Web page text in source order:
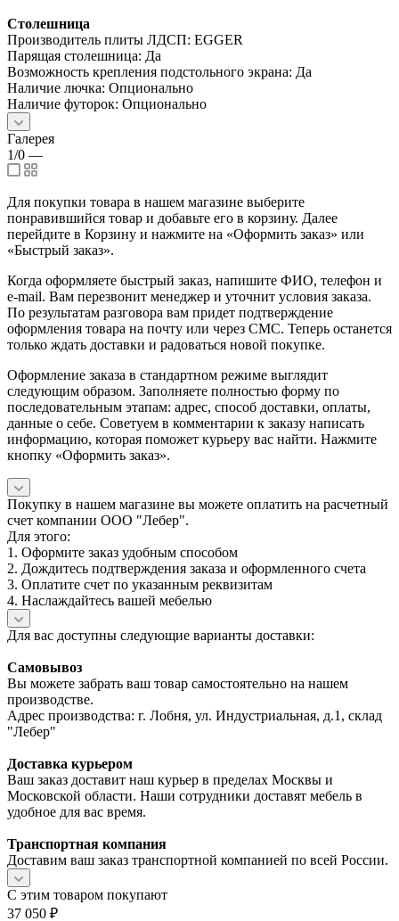
Столешница
Производитель плиты ЛДСП: EGGER
Парящая столешница: Да
Возможность крепления подстольного экрана: Да
Наличие лючка: Опционально
Наличие футорок: Опционально
Галерея
1/0 —
Для покупки товара в нашем магазине выберите
понравившийся товар и добавьте его в корзину. Далее
перейдите в Корзину и нажмите на «Оформить заказ» или
«Быстрый заказ».
Когда оформляете быстрый заказ, напишите ФИО, телефон и
e-mail. Вам перезвонит менеджер и уточнит условия заказа.
По результатам разговора вам придет подтверждение
оформления товара на почту или через СМС. Теперь останется
только ждать доставки и радоваться новой покупке.
Оформление заказа в стандартном режиме выглядит
следующим образом. Заполняете полностью форму по
последовательным этапам: адрес, способ доставки, оплаты,
данные о себе. Советуем в комментарии к заказу написать
информацию, которая поможет курьеру вас найти. Нажмите
кнопку «Оформить заказ».
Покупку в нашем магазине вы можете оплатить на расчетный
счет компании ООО "Лебер".
Для этого:
1. Оформите заказ удобным способом
2. Дождитесь подтверждения заказа и оформленного счета
3. Оплатите счет по указанным реквизитам
4. Наслаждайтесь вашей мебелью
Для вас доступны следующие варианты доставки:
Самовывоз
Вы можете забрать ваш товар самостоятельно на нашем
производстве.
Адрес производства: г. Лобня, ул. Индустриальная, д.1, склад
"Лебер"
Доставка курьером
Ваш заказ доставит наш курьер в пределах Москвы и
Московской области. Наши сотрудники доставят мебель в
удобное для вас время.
Транспортная компания
Доставим ваш заказ транспортной компанией по всей России.
С этим товаром покупают
37 050 ₽